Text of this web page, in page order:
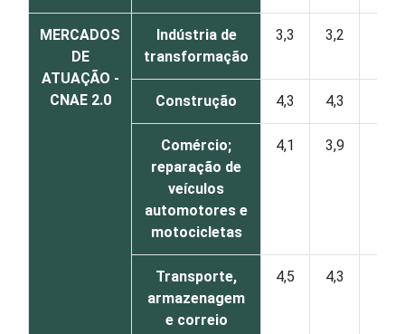
MERCADOS
DE
ATUAÇÃO -
CNAE 2.0
Indústria de
transformação
3,3 3,2
Construção 4,3 4,3
Comércio;
reparação de
veículos
automotores e
motocicletas
4,1 3,9
Transporte,
armazenagem
e correio
4,5 4,3